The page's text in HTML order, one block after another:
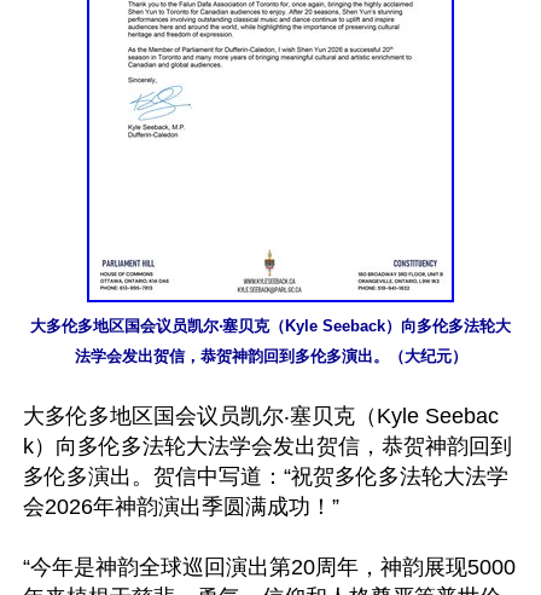
大多伦多地区国会议员凯尔‧塞贝克（Kyle Seeback）向多伦多法轮大
法学会发出贺信，恭贺神韵回到多伦多演出。（大纪元）
大多伦多地区国会议员凯尔‧塞贝克（Kyle Seebac
k）向多伦多法轮大法学会发出贺信，恭贺神韵回到
多伦多演出。贺信中写道：“祝贺多伦多法轮大法学
会2026年神韵演出季圆满成功！”
“今年是神韵全球巡回演出第20周年，神韵展现5000